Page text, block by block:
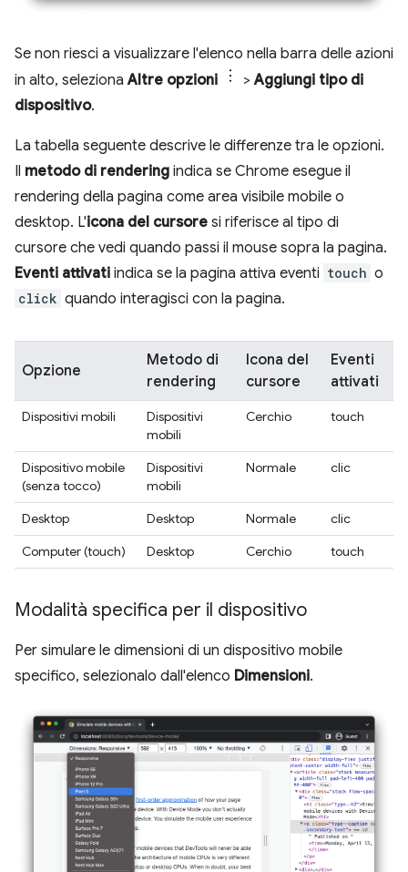
Se non riesci a visualizzare l'elenco nella barra delle azioni
in alto, selezionaAltre opzioni >Aggiungi tipo di
dispositivo.
La tabella seguente descrive le differenze tra le opzioni.
Il metodo di rendering indica se Chrome esegue il
rendering della pagina come area visibile mobile o
desktop. L'icona del cursore si riferisce al tipo di
cursore che vedi quando passi il mouse sopra la pagina.
Eventi attivati indica se la pagina attiva eventi touch o
click quando interagisci con la pagina.
Opzione
Metodo di
rendering
Icona del
cursore
Eventi
attivati
Dispositivi mobili
Dispositivi
mobili
Cerchio touch
Dispositivo mobile
(senza tocco)
Dispositivi
mobili
Normale clic
Desktop Desktop Normale
clic
Computer (touch)
Desktop Cerchio touch
Modalità specifica per il dispositivo
Per simulare le dimensioni di un dispositivo mobile
specifico, selezionalo dall'elenco Dimensioni.